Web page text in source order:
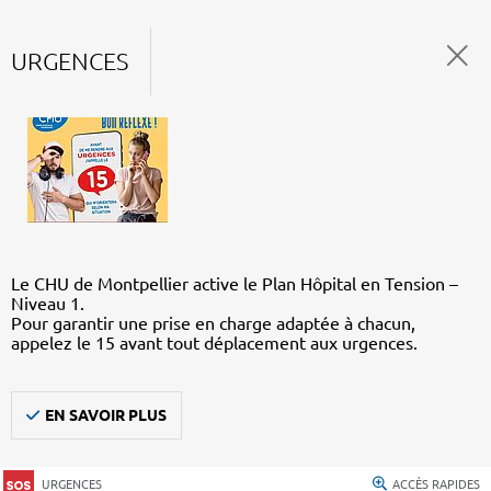
URGENCES
Le CHU de Montpellier active le Plan Hôpital en Tension –
Niveau 1.
Pour garantir une prise en charge adaptée à chacun,
appelez le 15 avant tout déplacement aux urgences.
EN SAVOIR PLUS
URGENCES ACCÈS RAPIDES